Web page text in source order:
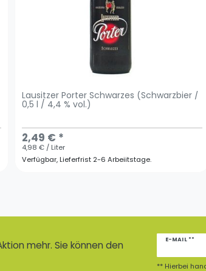
Lausitzer Porter Schwarzes (Schwarzbier /
0,5 l / 4,4 % vol.)
2,49 € *
4,98 € / Liter
Verfügbar, Lieferfrist 2-6 Arbeiitstage.
mehr. Sie können den
E-MAIL **
Newsletter
** Hierbei